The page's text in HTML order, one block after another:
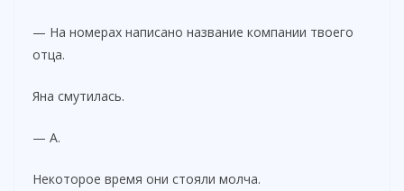
— На номерах написано название компании твоего
отца.
Яна смутилась.
— А.
Некоторое время они стояли молча.